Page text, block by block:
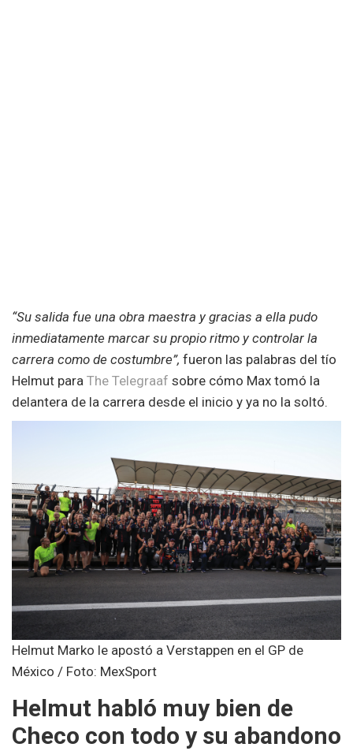
“Su salida fue una obra maestra y gracias a ella pudo
inmediatamente marcar su propio ritmo y controlar la
carrera como de costumbre”, fueron las palabras del tío
Helmut para The Telegraaf sobre cómo Max tomó la
delantera de la carrera desde el inicio y ya no la soltó.
Helmut Marko le apostó a Verstappen en el GP de
México / Foto: MexSport
Helmut habló muy bien de
Checo con todo y su abandono